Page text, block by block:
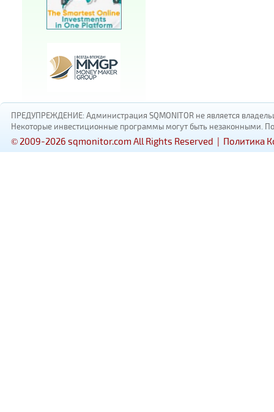
ПРЕДУПРЕЖДЕНИЕ: Администрация SQMONITOR не является
Некоторые инвестиционные программы могут быть незаконными.
© 2009-2026 sqmonitor.com All Rights Reserved | Политика